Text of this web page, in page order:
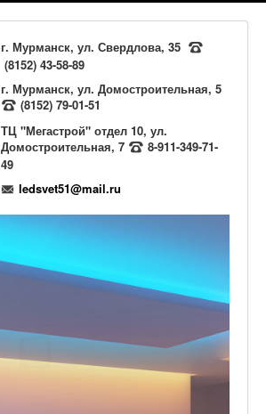
г. Мурманск, ул. Свердлова, 35
(8152) 43-58-89
г. Мурманск, ул. Домостроительная, 5
(8152) 79-01-51
ТЦ "Мегастрой" отдел 10, ул.
Домостроительная, 7
8-911-349-71-
49
ledsvet51@mail.ru